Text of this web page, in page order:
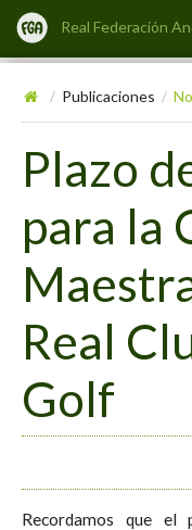
Real Federación
/ Publicaciones /
Plazo
para la
Real
Golf
Recordamos que el